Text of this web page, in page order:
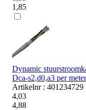
1,85
Dynamic
Dca-s2,d0,a3 per meter
Artikelnr : 401234729
4,03
4,88